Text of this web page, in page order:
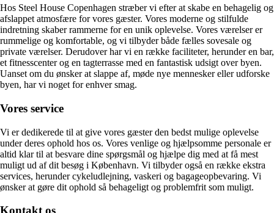
Hos Steel House Copenhagen stræber vi efter at skabe en behagelig og
afslappet atmosfære for vores gæster. Vores moderne og stilfulde
indretning skaber rammerne for en unik oplevelse. Vores værelser er
rummelige og komfortable, og vi tilbyder både fælles sovesale og
private værelser. Derudover har vi en række faciliteter, herunder en bar,
et fitnesscenter og en tagterrasse med en fantastisk udsigt over byen.
Uanset om du ønsker at slappe af, møde nye mennesker eller udforske
byen, har vi noget for enhver smag.
Vores service
Vi er dedikerede til at give vores gæster den bedst mulige oplevelse
under deres ophold hos os. Vores venlige og hjælpsomme personale er
altid klar til at besvare dine spørgsmål og hjælpe dig med at få mest
muligt ud af dit besøg i København. Vi tilbyder også en række ekstra
services, herunder cykeludlejning, vaskeri og bagageopbevaring. Vi
ønsker at gøre dit ophold så behageligt og problemfrit som muligt.